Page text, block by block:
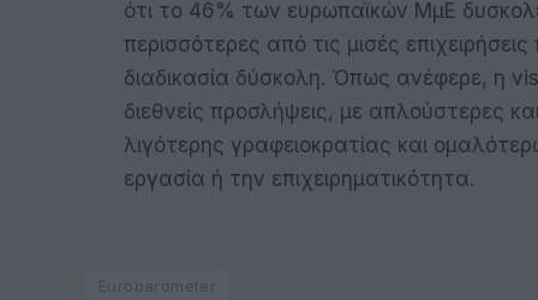
ότι το 46% των ευρωπαϊκών ΜμΕ
περισσότερες από τις μισές
διαδικασία δύσκολη. Όπως ανέφερε, η
διεθνείς προσλήψεις, με απλούστερες
λιγότερης γραφειοκρατίας και
εργασία ή την επιχειρηματικότητα.
Eurobarometer